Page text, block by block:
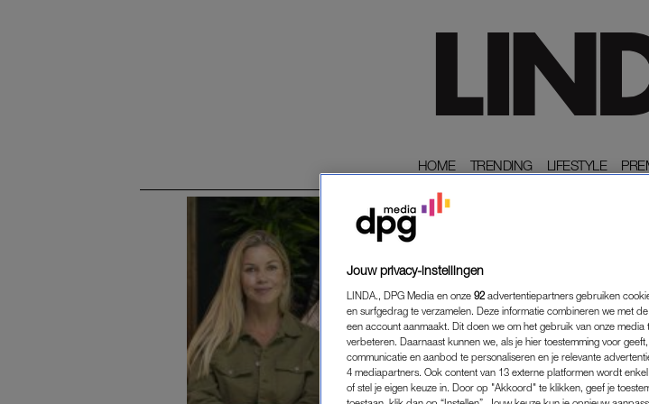
HOME
HOME TRENDING
TRENDING LIFESTYLE
LIFESTYLE
Jouw privacy-instellingen
LINDA., DPG Media en onze 92 advertentiepartners gebruiken
en surfgedrag te verzamelen. Deze informatie combineren we met
een account aanmaakt. Dit doen we om het gebruik van onze
verbeteren. Daarnaast kunnen we, als je hier toestemming voor
communicatie en aanbod te personaliseren en je relevante
4 mediapartners. Ook content van 13 externe platformen wordt
of stel je eigen keuze in. Door op "Akkoord" te klikken, geef je